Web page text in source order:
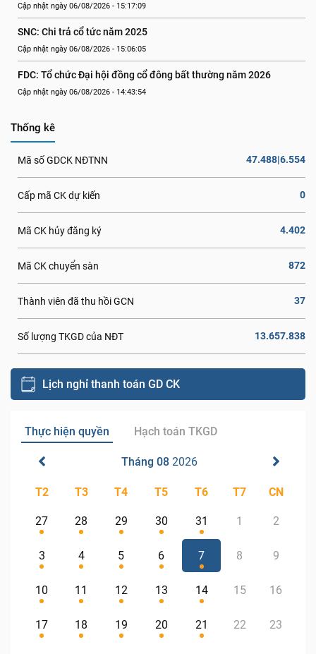
Cập nhật ngày 06/08/2026 - 15:17:09
SNC: Chi trả cổ tức năm 2025
Cập nhật ngày 06/08/2026 - 15:06:05
FDC: Tổ chức Đại hội đồng cổ đông bất thường năm 2026
Cập nhật ngày 06/08/2026 - 14:43:54
Thống kê
Mã số GDCK NĐTNN 47.488|6.554
Cấp mã CK dự kiến 0
Mã CK hủy đăng ký 4.402
Mã CK chuyển sàn 872
Thành viên đã thu hồi GCN 37
Số lượng TKGD của NĐT 13.657.838
Lịch nghỉ thanh toán GD CK
Thực hiện quyền Hạch toán TKGD
Tháng 08 2026
T2 T3 T4 T5 T6 T7 CN
27 28 29 30 31 1 2
3 4 5 6 7 8 9
10 11 12 13 14 15 16
17 18 19 20 21 22 23